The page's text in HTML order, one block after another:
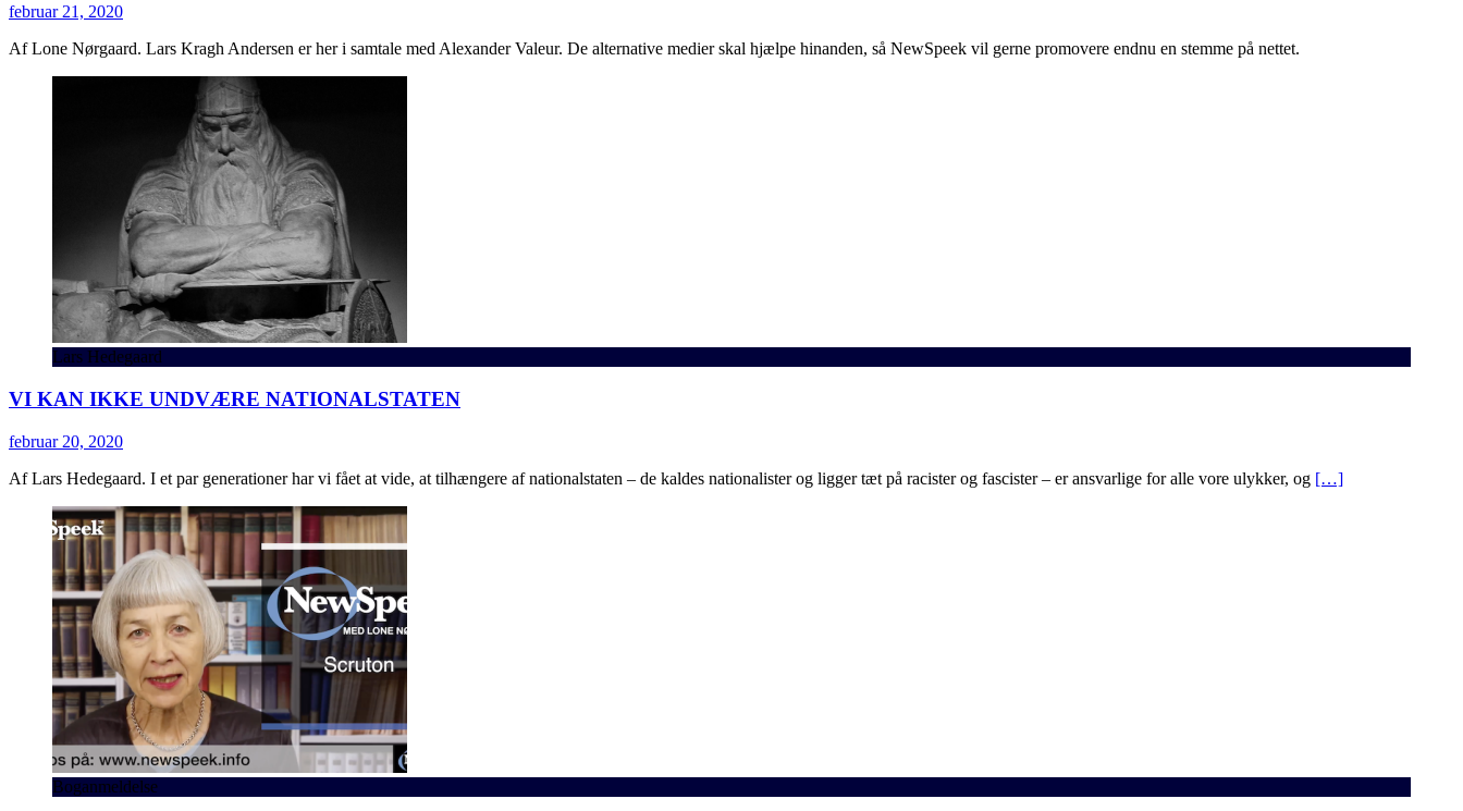
februar 21, 2020
Af Lone Nørgaard. Lars Kragh Andersen er her i samtale med Alexander Valeur. De alternative medier skal hjælpe hinanden, så NewSpeek vil gerne promovere endnu en stemme på nettet.
Lars Hedegaard
VI KAN IKKE UNDVÆRE NATIONALSTATEN
februar 20, 2020
Af Lars Hedegaard. I et par generationer har vi fået at vide, at tilhængere af nationalstaten – de kaldes nationalister og ligger tæt på racister og fascister – er ansvarlige for alle vore ulykker, og […]
Boganmeldelse